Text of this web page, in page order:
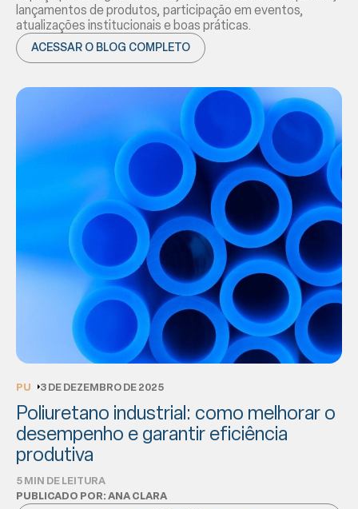
lançamentos de produtos, participação em eventos,
atualizações institucionais e boas práticas.
ACESSAR O BLOG COMPLETO
PU 3 DE DEZEMBRO DE 2025
Poliuretano industrial: como melhorar o
desempenho e garantir eficiência
produtiva
5 MIN DE LEITURA
PUBLICADO POR: ANA CLARA